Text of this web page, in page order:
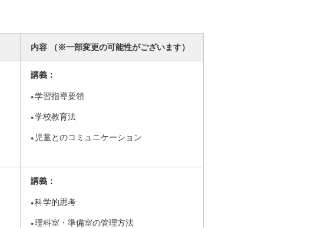
内容 （※一部変更の可能性がございます）
講義：
学習指導要領
学校教育法
児童とのコミュニケーション
講義：
科学的思考
理科室・準備室の管理方法